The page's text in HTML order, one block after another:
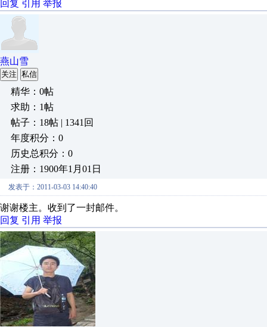
回复 引用 举报
燕山雪
关注 私信
精华：0帖
求助：1帖
帖子：18帖 | 1341回
年度积分：0
历史总积分：0
注册：1900年1月01日
发表于：2011-03-03 14:40:40
谢谢楼主。收到了一封邮件。
回复 引用 举报